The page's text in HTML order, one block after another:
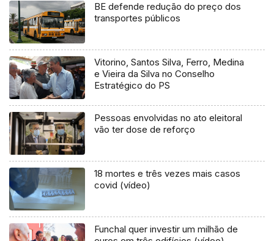
BE defende redução do preço dos
transportes públicos
Vitorino, Santos Silva, Ferro, Medina
e Vieira da Silva no Conselho
Estratégico do PS
Pessoas envolvidas no ato eleitoral
vão ter dose de reforço
18 mortes e três vezes mais casos
covid (vídeo)
Funchal quer investir um milhão de